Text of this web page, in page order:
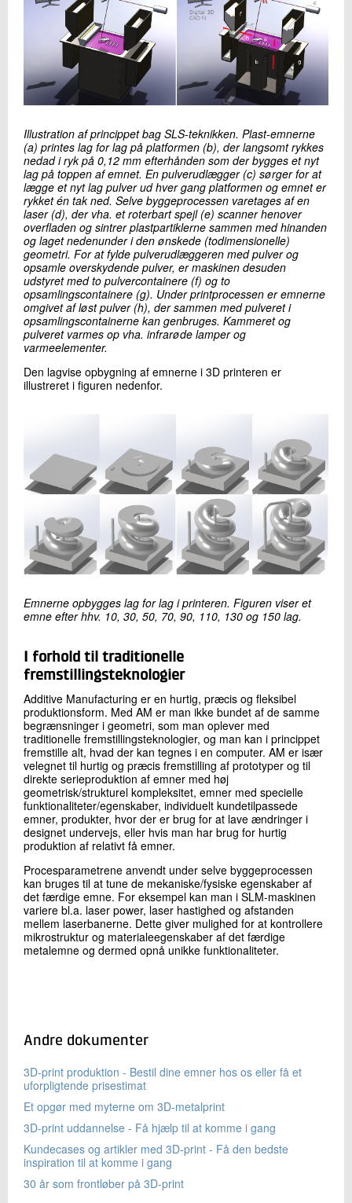
Illustration af princippet bag SLS-teknikken. Plast-emnerne
(a) printes lag for lag på platformen (b), der langsomt rykkes
nedad i ryk på 0,12 mm efterhånden som der bygges et nyt
lag på toppen af emnet. En pulverudlægger (c) sørger for at
lægge et nyt lag pulver ud hver gang platformen og emnet er
rykket én tak ned. Selve byggeprocessen varetages af en
laser (d), der vha. et roterbart spejl (e) scanner henover
overfladen og sintrer plastpartiklerne sammen med hinanden
og laget nedenunder i den ønskede (todimensionelle)
geometri. For at fylde pulverudlæggeren med pulver og
opsamle overskydende pulver, er maskinen desuden
udstyret med to pulvercontainere (f) og to
opsamlingscontainere (g). Under printprocessen er emnerne
omgivet af løst pulver (h), der sammen med pulveret i
opsamlingscontainerne kan genbruges. Kammeret og
pulveret varmes op vha. infrarøde lamper og
varmeelementer.
Den lagvise opbygning af emnerne i 3D printeren er
illustreret i figuren nedenfor.
Emnerne opbygges lag for lag i printeren. Figuren viser et
emne efter hhv. 10, 30, 50, 70, 90, 110, 130 og 150 lag.
I forhold til traditionelle
fremstillingsteknologier
Additive Manufacturing er en hurtig, præcis og fleksibel
produktionsform. Med AM er man ikke bundet af de samme
begrænsninger i geometri, som man oplever med
traditionelle fremstillingsteknologier, og man kan i princippet
fremstille alt, hvad der kan tegnes i en computer. AM er især
velegnet til hurtig og præcis fremstilling af prototyper og til
direkte serieproduktion af emner med høj
geometrisk/strukturel kompleksitet, emner med specielle
funktionaliteter/egenskaber, individuelt kundetilpassede
emner, produkter, hvor der er brug for at lave ændringer i
designet undervejs, eller hvis man har brug for hurtig
produktion af relativt få emner.
Procesparametrene anvendt under selve byggeprocessen
kan bruges til at tune de mekaniske/fysiske egenskaber af
det færdige emne. For eksempel kan man i SLM-maskinen
variere bl.a. laser power, laser hastighed og afstanden
mellem laserbanerne. Dette giver mulighed for at kontrollere
mikrostruktur og materialeegenskaber af det færdige
metalemne og dermed opnå unikke funktionaliteter.
Andre dokumenter
3D-print produktion - Bestil dine emner hos os eller få et
uforpligtende prisestimat
Et opgør med myterne om 3D-metalprint
3D-print uddannelse - Få hjælp til at komme i gang
Kundecases og artikler med 3D-print - Få den bedste
inspiration til at komme i gang
30 år som frontløber på 3D-print